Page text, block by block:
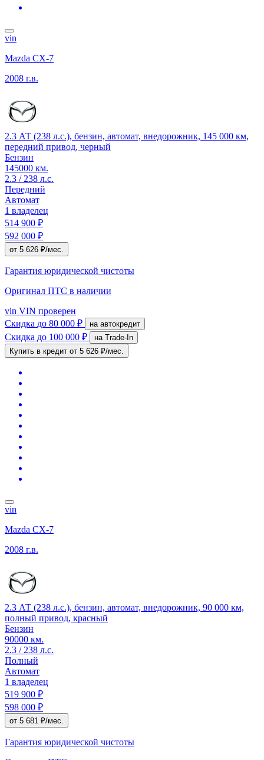
vin
Mazda CX-7
2008 г.в.
2.3 АТ (238 л.с.), бензин, автомат, внедорожник, 145 000 км,
передний привод, черный
Бензин
145000 км.
2.3 / 238 л.с.
Передний
Автомат
1 владелец
514 900 ₽
592 000 ₽
от 5 626 ₽/мес.
Гарантия юридической чистоты
Оригинал ПТС в наличии
vin VIN проверен
Скидка до 80 000 ₽ на автокредит
Скидка до 100 000 ₽
на Trade-In
Купить в кредит от 5 626 ₽/мес.
vin
Mazda CX-7
2008 г.в.
2.3 АТ (238 л.с.), бензин, автомат, внедорожник, 90 000 км,
полный привод, красный
Бензин
90000 км.
2.3 / 238 л.с.
Полный
Автомат
1 владелец
519 900 ₽
598 000 ₽
от 5 681 ₽/мес.
Гарантия юридической чистоты